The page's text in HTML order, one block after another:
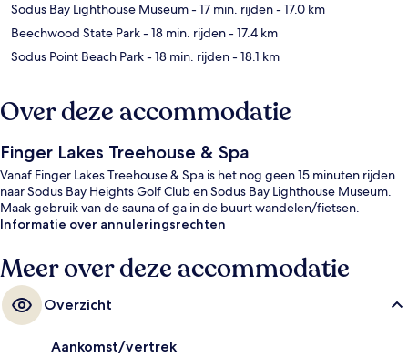
Sodus Bay Lighthouse Museum- 17 min. rijden- 17.0 km
Beechwood State Park- 18 min. rijden- 17.4 km
Sodus Point Beach Park- 18 min. rijden- 18.1 km
Over deze accommodatie
Finger Lakes Treehouse & Spa
Vanaf Finger Lakes Treehouse & Spa is het nog geen 15 minuten rijden
naar Sodus Bay Heights Golf Club en Sodus Bay Lighthouse Museum.
Maak gebruik van de sauna of ga in de buurt wandelen/fietsen.
Informatie over annuleringsrechten
Meer over deze accommodatie
Overzicht
Aankomst/vertrek